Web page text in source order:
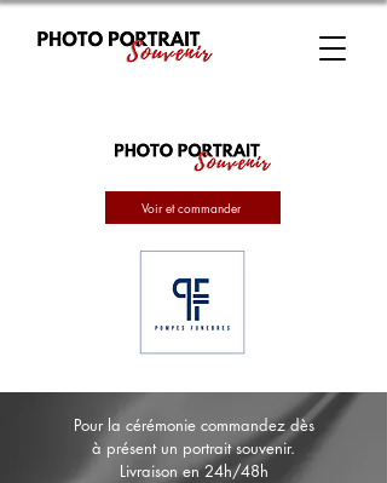
Voir et commander
Pour la cérémonie commandez dès
à présent un portrait souvenir.
Livraison en 24h/48h